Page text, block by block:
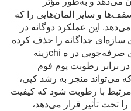
و سایر المان‌هایی را که
این عملکرد دوگانه در
سازه‌ای جداگانه را حذف کرده
و در پروژه‌های ساخت یا بازسازی صرفه‌جویی در ه chiزینه
برابر رطوبت پوم فوم
می‌تواند منجر به رشد کپی،
با رطوبت شود که کیفیت
تحت تأثیر قرار می‌دهد،